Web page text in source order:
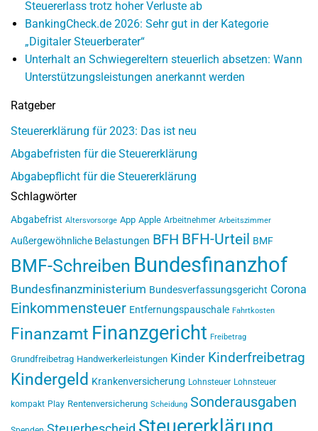
Steuererlass trotz hoher Verluste ab
BankingCheck.de 2026: Sehr gut in der Kategorie
„Digitaler Steuerberater“
Unterhalt an Schwiegereltern steuerlich absetzen: Wann
Unterstützungsleistungen anerkannt werden
Ratgeber
Steuererklärung für 2023: Das ist neu
Abgabefristen für die Steuererklärung
Abgabepflicht für die Steuererklärung
Schlagwörter
Abgabefrist Altersvorsorge App Apple Arbeitnehmer Arbeitszimmer
Außergewöhnliche Belastungen BFH BFH-Urteil BMF
BMF-Schreiben Bundesfinanzhof
Bundesfinanzministerium Bundesverfassungsgericht Corona
Einkommensteuer Entfernungspauschale Fahrtkosten
Finanzamt Finanzgericht Freibetrag
Grundfreibetrag Handwerkerleistungen Kinder Kinderfreibetrag
Kindergeld Krankenversicherung Lohnsteuer Lohnsteuer
kompakt Play Rentenversicherung Scheidung Sonderausgaben